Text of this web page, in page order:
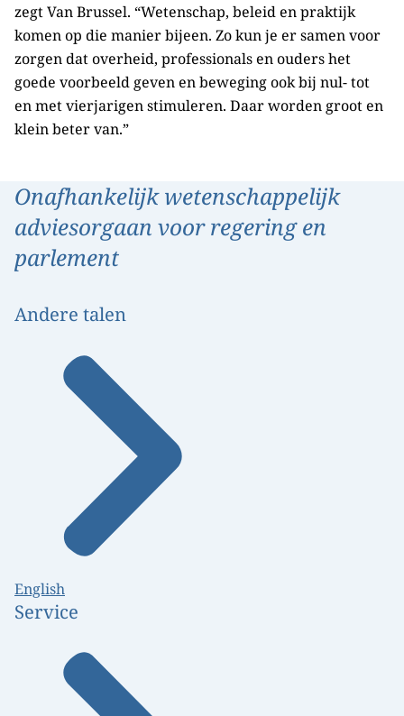
zegt Van Brussel. “Wetenschap, beleid en praktijk
komen op die manier bijeen. Zo kun je er samen voor
zorgen dat overheid, professionals en ouders het
goede voorbeeld geven en beweging ook bij nul- tot
en met vierjarigen stimuleren. Daar worden groot en
klein beter van.”
Onafhankelijk wetenschappelijk
adviesorgaan voor regering en
parlement
Andere talen
English
Service